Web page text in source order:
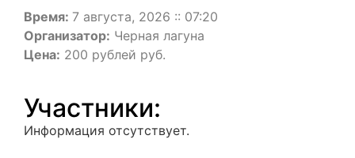
Время: 7 августа, 2026 :: 07:20
Организатор: Черная лагуна
Цена: 200 рублей руб.
Участники:
Информация отсутствует.